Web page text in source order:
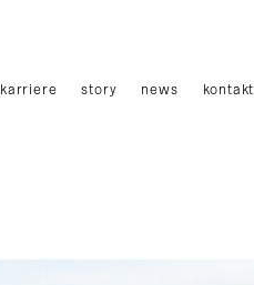
karriere story news kontakt